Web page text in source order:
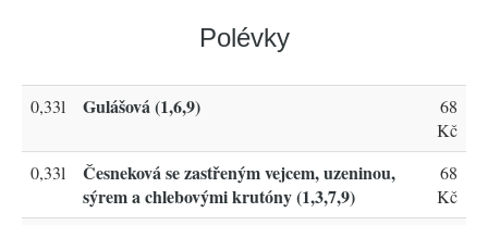
Polévky
0,33l Gulášová (1,6,9)
68
Kč
0,33l
Česneková se zastřeným vejcem, uzeninou,
sýrem a chlebovými krutóny (1,3,7,9)
68
Kč